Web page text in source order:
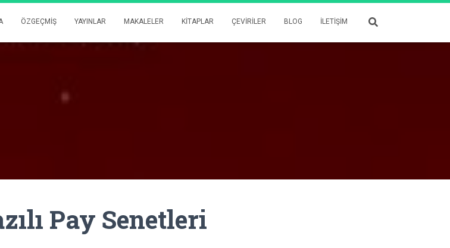
ÖZGEÇMIŞ YAYINLAR MAKALELER KITAPLAR ÇEVIRILER BLOG İLETIŞIM
Pay Senetleri